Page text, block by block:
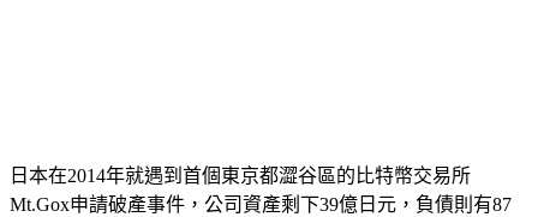
日本在2014年就遇到首個東京都澀谷區的比特幣交易所